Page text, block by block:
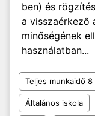
ben) és
a visszaérkező
minőségének
használatban...
Teljes munkaidő 8
Általános iskola